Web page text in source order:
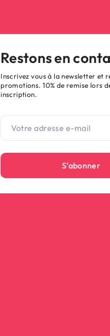
Restons en
Inscrivez vous à la newsletter et
promotions. 10% de remise lors
inscription.
S’abonner